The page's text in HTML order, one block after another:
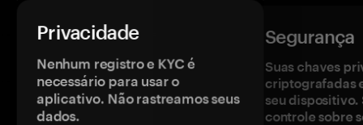
Privacidade
Nenhum registro e KYC é
necessário para usar o
aplicativo. Não rastreamos seus
dados.
Segurança
Suas chaves
criptografadas
seu dispositivo.
controle sobre